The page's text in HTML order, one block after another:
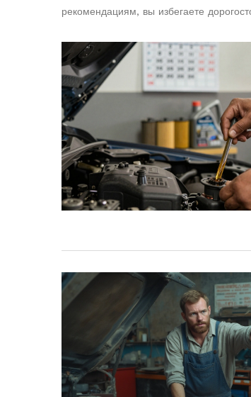
рекомендациям, вы избегаете